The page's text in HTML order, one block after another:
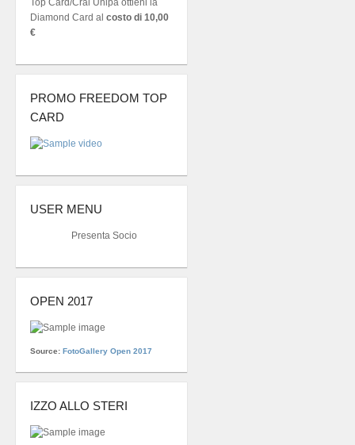
Diamond Card al costo di 10,00
€
PROMO FREEDOM TOP
CARD
USER MENU
Presenta Socio
OPEN 2017
Source: FotoGallery Open 2017
IZZO ALLO STERI